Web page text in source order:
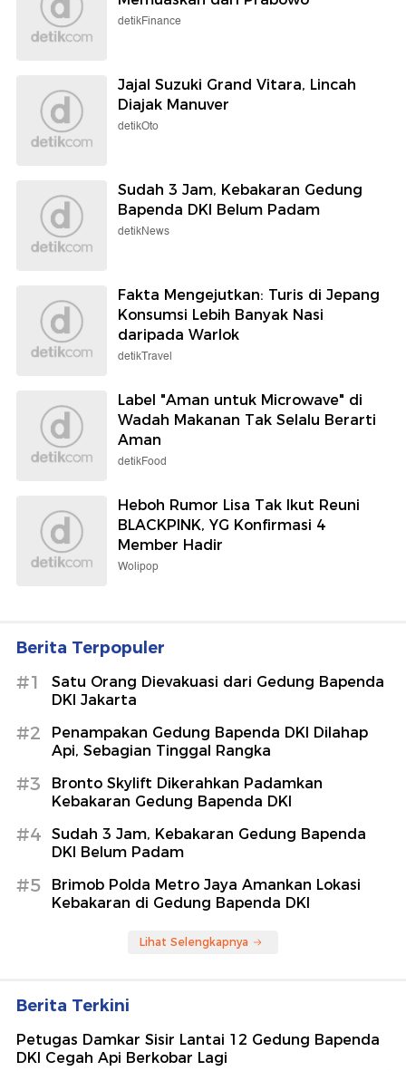
detikFinance
Jajal Suzuki Grand Vitara, Lincah
Diajak Manuver
detikOto
Sudah 3 Jam, Kebakaran Gedung
Bapenda DKI Belum Padam
detikNews
Fakta Mengejutkan: Turis di Jepang
Konsumsi Lebih Banyak Nasi
daripada Warlok
detikTravel
Label "Aman untuk Microwave" di
Wadah Makanan Tak Selalu Berarti
Aman
detikFood
Heboh Rumor Lisa Tak Ikut Reuni
BLACKPINK, YG Konfirmasi 4
Member Hadir
Wolipop
Berita Terpopuler
#1
Satu Orang Dievakuasi dari Gedung Bapenda
DKI Jakarta
#2
Penampakan Gedung Bapenda DKI Dilahap
Api, Sebagian Tinggal Rangka
#3
Bronto Skylift Dikerahkan Padamkan
Kebakaran Gedung Bapenda DKI
#4
Sudah 3 Jam, Kebakaran Gedung Bapenda
DKI Belum Padam
#5
Brimob Polda Metro Jaya Amankan Lokasi
Kebakaran di Gedung Bapenda DKI
Lihat Selengkapnya
Berita Terkini
Petugas Damkar Sisir Lantai 12 Gedung Bapenda
DKI Cegah Api Berkobar Lagi